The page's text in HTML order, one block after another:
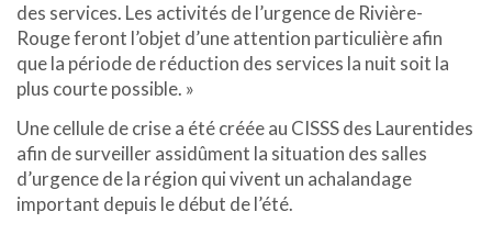
des services. Les activités de l’urgence de Rivière-
Rouge feront l’objet d’une attention particulière afin
que la période de réduction des services la nuit soit la
plus courte possible. »
Une cellule de crise a été créée au CISSS des Laurentides
afin de surveiller assidûment la situation des salles
d’urgence de la région qui vivent un achalandage
important depuis le début de l’été.